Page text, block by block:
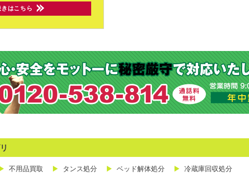
きはこちら
不用品買取 タンス処分 ベッド解体処分
冷蔵庫回収処分